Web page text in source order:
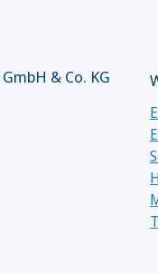
& Co. KG